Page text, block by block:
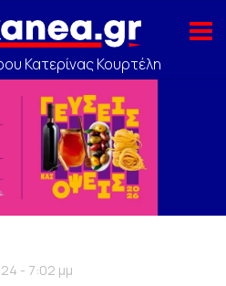
Κατερίνας Κουρτέλη
- 7:02 μμ